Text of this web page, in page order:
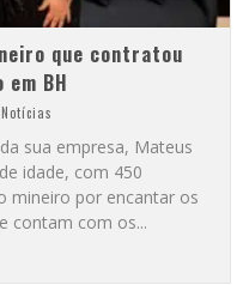
que contratou
BH
Notícias
sua empresa, Mateus
idade, com 450
mineiro por encantar os
contam com os...